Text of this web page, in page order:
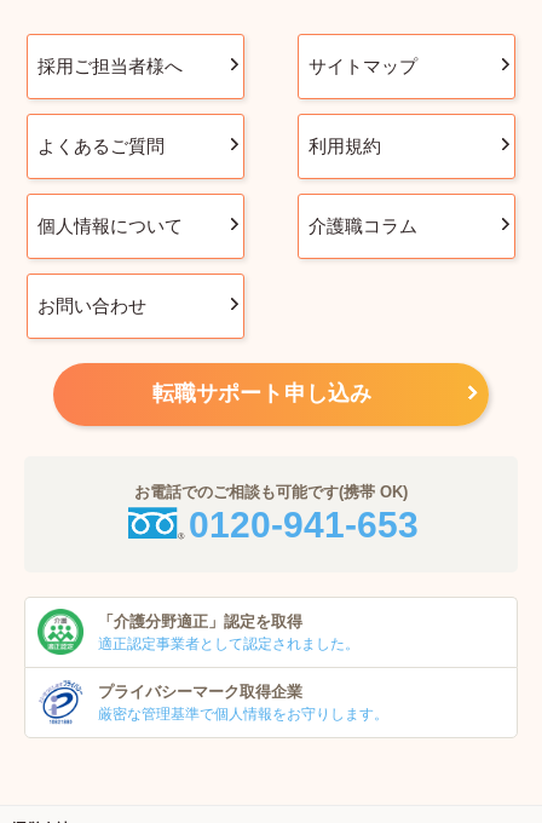
採用ご担当者様へ サイトマップ
よくあるご質問 利用規約
個人情報について 介護職コラム
お問い合わせ
転職サポート申し込み
お電話でのご相談も可能です(携帯 OK)
0120-941-653
「介護分野適正」 認定を取得
適正認定事業者として認定されました。
プライバシーマーク取得企業
厳密な管理基準で個人情報をお守りします。